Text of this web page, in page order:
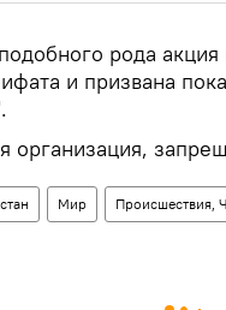
рода
и призвана
организация,
Мир Происшествия,